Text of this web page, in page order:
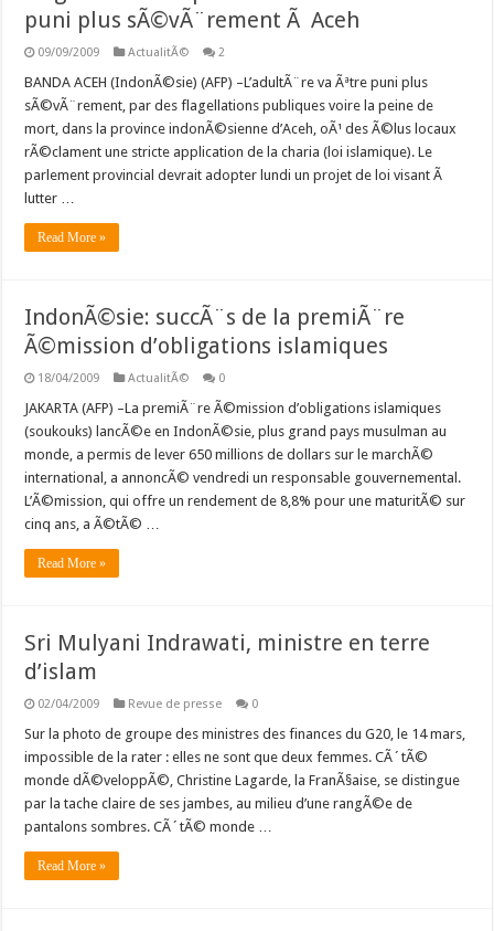
puni plus sÃ©vÃ¨rement Ã Aceh
09/09/2009 ActualitÃ© 2
BANDA ACEH (IndonÃ©sie) (AFP) –L’adultÃ¨re va Ãªtre puni plus
sÃ©vÃ¨rement, par des flagellations publiques voire la peine de
mort, dans la province indonÃ©sienne d’Aceh, oÃ¹ des Ã©lus locaux
rÃ©clament une stricte application de la charia (loi islamique). Le
parlement provincial devrait adopter lundi un projet de loi visant Ã
lutter …
Read More »
IndonÃ©sie: succÃ¨s de la premiÃ¨re
Ã©mission d’obligations islamiques
18/04/2009 ActualitÃ© 0
JAKARTA (AFP) –La premiÃ¨re Ã©mission d’obligations islamiques
(soukouks) lancÃ©e en IndonÃ©sie, plus grand pays musulman au
monde, a permis de lever 650 millions de dollars sur le marchÃ©
international, a annoncÃ© vendredi un responsable gouvernemental.
L’Ã©mission, qui offre un rendement de 8,8% pour une maturitÃ© sur
cinq ans, a Ã©tÃ© …
Read More »
Sri Mulyani Indrawati, ministre en terre
d’islam
02/04/2009 Revue de presse 0
Sur la photo de groupe des ministres des finances du G20, le 14 mars,
impossible de la rater : elles ne sont que deux femmes. CÃ´tÃ©
monde dÃ©veloppÃ©, Christine Lagarde, la FranÃ§aise, se distingue
par la tache claire de ses jambes, au milieu d’une rangÃ©e de
pantalons sombres. CÃ´tÃ© monde …
Read More »